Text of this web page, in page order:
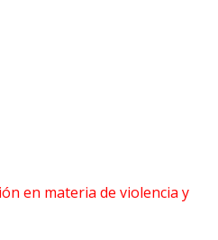
en materia de violencia y